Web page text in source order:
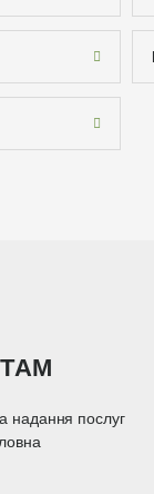
надання послуг